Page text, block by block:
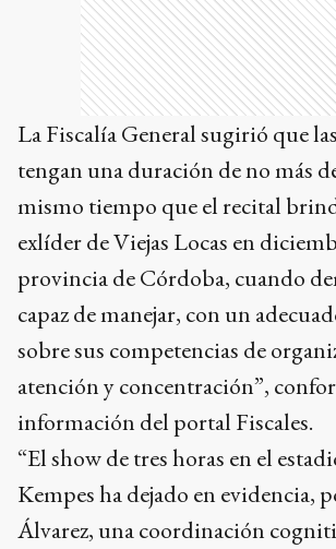
La Fiscalía General sugirió que
tengan una duración de no más
mismo tiempo que el recital
exlíder de Viejas Locas en
provincia de Córdoba, cuando
capaz de manejar, con un
sobre sus competencias de
atención y concentración”,
información del portal Fiscales.
“El show de tres horas en el
Kempes ha dejado en evidencia,
Álvarez, una coordinación